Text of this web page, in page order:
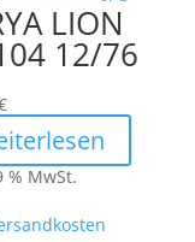
LION
12/76
% MwSt.